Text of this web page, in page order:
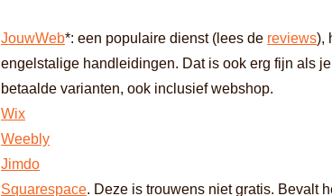
JouwWeb*: een populaire dienst (lees de reviews),
engelstalige handleidingen. Dat is ook erg fijn als
betaalde varianten, ook inclusief webshop.
Wix
Weebly
Jimdo
Squarespace. Deze is trouwens niet gratis. Bevalt